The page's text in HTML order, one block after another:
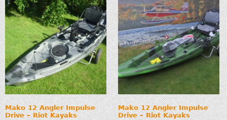
Mako 12 Angler Impulse
Drive – Riot Kayaks
Mako 12 Angler Impulse
Drive – Riot Kayaks